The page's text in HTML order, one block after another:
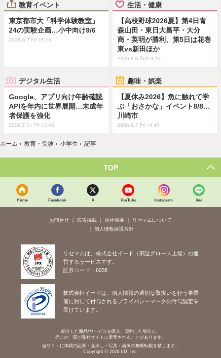
教育イベント
東京都市大「科学体験教室」
24の実験企画…小中向け9/6
2026.8.7 Fri 18:15
生活・健康
【高校野球2026夏】第4日青
森山田・東日大昌平・大分
商・英明が勝利、第5日は花巻
東vs新田ほか
2026.8.9 Sun 9:15
デジタル生活
Google、アプリ向け年齢確認
APIを年内に世界展開…未成年
者保護を強化
2026.7.31 Fri 13:45
趣味・娯楽
【夏休み2026】魚に触れて学
ぶ「おさかな」イベント8/8…
川崎市
2026.8.7 Fri 10:45
ホーム › 教育・受験 › 小学生 › 記事
TOP
Home Facebook X YouTube Instagram line
お問合せ 広告掲載 会社概要
リセマムについて
個人情報保護方針
リセマムは、株式会社イード（東証グロース上場）の運
営するサービスです。
証券コード：6038
株式会社イードは、個人情報の適切な取扱いを行う事業
者に対して付与されるプライバシーマークの付与認定を
受けています。
紹介した商品/サービスを購入、契約した場合に、
売上の一部が弊社サイトに還元されることがあります。
当サイトに掲載の記事・見出し・写真・画像の無断転載を禁じます。
Copyright © 2026 IID, Inc.